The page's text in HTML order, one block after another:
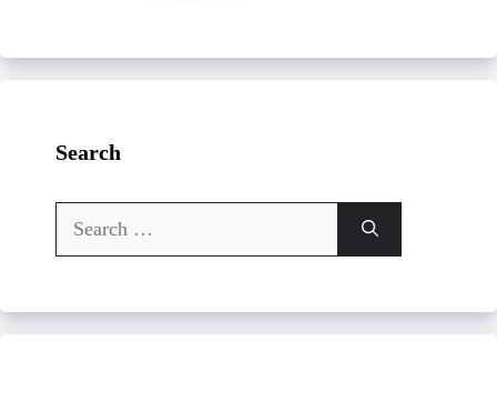
Search
Search
for: